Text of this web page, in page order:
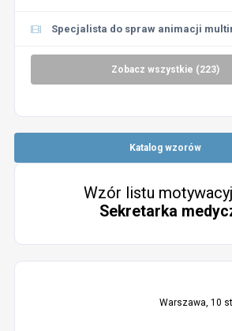
Specjalista do spraw animacji
Zobacz wszystkie (223)
Katalog wzorów
Wzór listu
Sekretarka
Warszawa, 10